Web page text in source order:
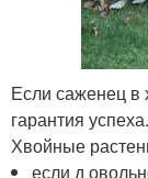
Если саженец в
гарантия
Хвойные
если д